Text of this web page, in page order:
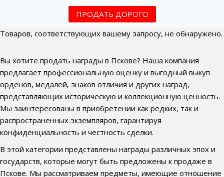
ПРОДАТЬ ДОРОГО
Товаров, соответствующих вашему запросу, не обнаружено.
Вы хотите продать награды в Пскове? Наша компания
предлагает профессиональную оценку и выгодный выкуп
орденов, медалей, знаков отличия и других наград,
представляющих историческую и коллекционную ценность.
Мы заинтересованы в приобретении как редких, так и
распространенных экземпляров, гарантируя
конфиденциальность и честность сделки.
В этой категории представлены награды различных эпох и
государств, которые могут быть предложены к продаже в
Пскове. Мы рассматриваем предметы, имеющие отношение